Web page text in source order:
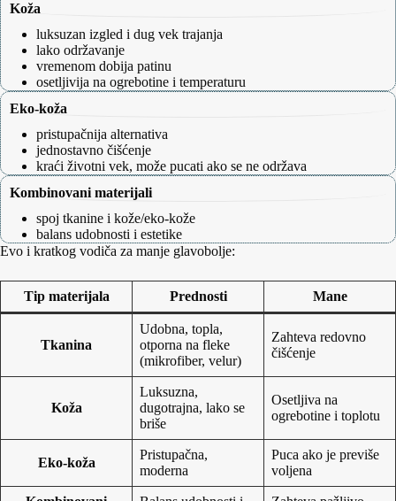
Koža
luksuzan izgled i dug vek trajanja
lako održavanje
vremenom dobija patinu
osetljivija na ogrebotine i temperaturu
Eko‑koža
pristupačnija alternativa
jednostavno čišćenje
kraći životni vek, može pucati ako se ne održava
Kombinovani materijali
spoj tkanine i kože/eko‑kože
balans udobnosti i estetike
Evo i kratkog vodiča za manje glavobolje:
Tip materijala Prednosti Mane
Tkanina
Udobna, topla,
otporna na fleke
(mikrofiber, velur)
Zahteva redovno
čišćenje
Koža
Luksuzna,
dugotrajna, lako se
briše
Osetljiva na
ogrebotine i toplotu
Eko‑koža
Pristupačna,
moderna
Puca ako je previše
voljena